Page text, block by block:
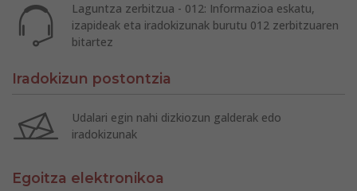
Laguntza zerbitzua - 012: Informazioa eskatu,
izapideak eta iradokizunak burutu 012 zerbitzuaren
bitartez
Iradokizun postontzia
Udalari egin nahi dizkiozun galderak edo
iradokizunak
Egoitza elektronikoa